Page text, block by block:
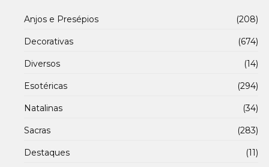
Anjos e Presépios (208)
Decorativas (674)
Diversos (14)
Esotéricas (294)
Natalinas (34)
Sacras (283)
Destaques (11)